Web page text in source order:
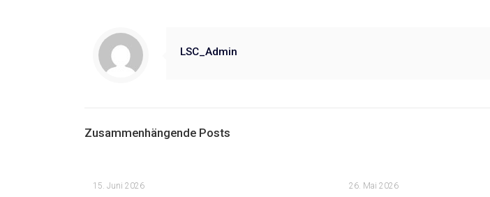
LSC_Admin
Zusammenhängende Posts
15. Juni 2026 26. Mai 2026